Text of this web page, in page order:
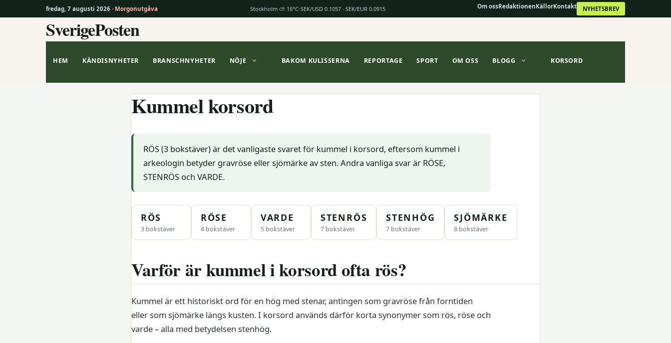
fredag, 7 augusti 2026 · Morgonutgåva Stockholm ⛅ 16°C SEK/USD 0.1057 · SEK/EUR 0.0915 Om ossRedaktionenKällorKontakt NYHETSBREV
SverigePosten
HEM KÄNDISNYHETER BRANSCHNYHETER NÖJE BAKOM KULISSERNA REPORTAGE SPORT OM OSS BLOGG KORSORD
Kummel korsord
RÖS (3 bokstäver) är det vanligaste svaret för kummel i korsord, eftersom kummel i
arkeologin betyder gravröse eller sjömärke av sten. Andra vanliga svar är RÖSE,
STENRÖS och VARDE.
RÖS
3 bokstäver
RÖSE
4 bokstäver
VARDE
5 bokstäver
STENRÖS
7 bokstäver
STENHÖG
7 bokstäver
SJÖMÄRKE
8 bokstäver
Varför är kummel i korsord ofta rös?
Kummel är ett historiskt ord för en hög med stenar, antingen som gravröse från forntiden
eller som sjömärke längs kusten. I korsord används därför korta synonymer som rös, röse och
varde – alla med betydelsen stenhög.